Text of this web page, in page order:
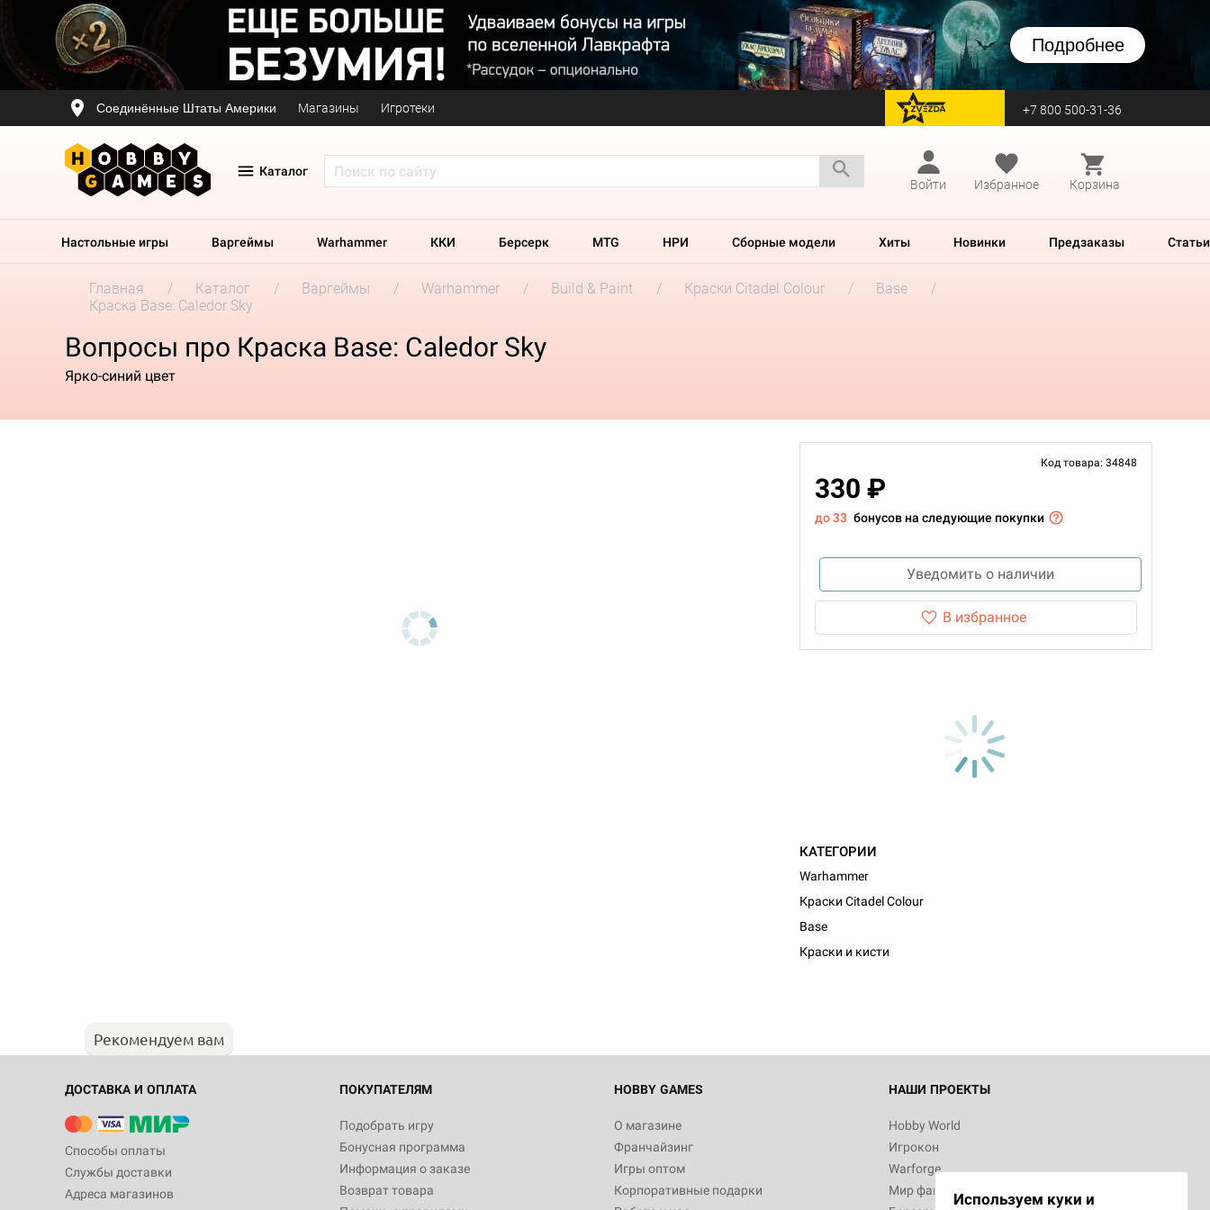
Подробнее
Соединённые Штаты Америки Магазины Игротеки перейти на Zvezda +7 800 500-31-36
Каталог
Войти
Избранное Корзина
Настольные игры Варгеймы Warhammer ККИ Берсерк MTG НРИ Сборные модели Хиты Новинки Предзаказы Статьи
Главная Каталог Варгеймы Warhammer Build & Paint Краски Citadel Colour
Base
Краска Base: Caledor Sky
Вопросы про Краска Base: Caledor Sky
Ярко-синий цвет
Код товара: 34848
330 ₽
до 33 бонусов на следующие покупки
Уведомить о наличии
В избранное
КАТЕГОРИИ
Warhammer
Краски Citadel Colour
Base
Краски и кисти
Рекомендуем вам
ДОСТАВКА И ОПЛАТА
Способы оплаты
Службы доставки
Адреса магазинов
ПОКУПАТЕЛЯМ
Подобрать игру
Бонусная программа
Информация о заказе
Возврат товара
HOBBY GAMES
О магазине
Франчайзинг
Игры оптом
Корпоративные подарки
НАШИ ПРОЕКТЫ
Hobby World
Игрокон
Warforge
Мир фантастикиИспользуем куки и